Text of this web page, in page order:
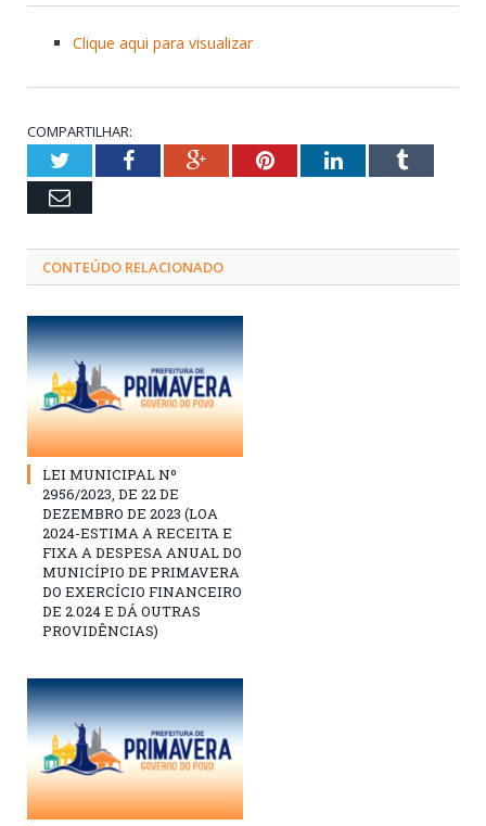
Clique aqui para visualizar
COMPARTILHAR:
TwitterFacebookGoogle+PinterestLinkedInTumblr
Email
CONTEÚDO RELACIONADO
LEI MUNICIPAL Nº
2956/2023, DE 22 DE
DEZEMBRO DE 2023 (LOA
2024-ESTIMA A RECEITA E
FIXA A DESPESA ANUAL DO
MUNICÍPIO DE PRIMAVERA
DO EXERCÍCIO FINANCEIRO
DE 2.024 E DÁ OUTRAS
PROVIDÊNCIAS)